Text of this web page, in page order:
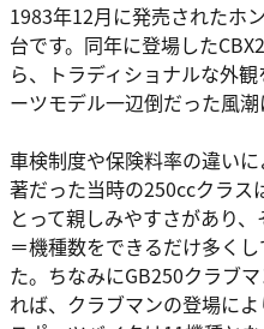
1983年12月に発売されたホ
台です。同年に登場した
ら、トラディショナルな外
ーツモデル一辺倒だった風潮
車検制度や保険料率の違い
著だった当時の250ccクラス
とって親しみやすさがあり
＝機種数をできるだけ多く
た。ちなみにGB250クラブ
れば、クラブマンの登場に